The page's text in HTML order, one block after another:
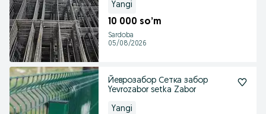
Yangi
10 000 so’m
Sardoba
05/08/2026
Йеврозабор Сетка забор
Yevrozabor setka Zabor
Yangi